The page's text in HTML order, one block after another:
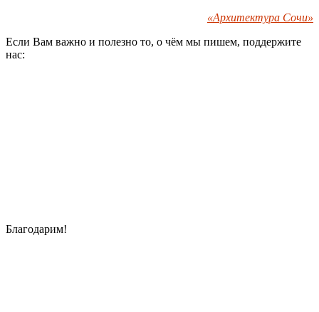
«Архитектура Сочи»
Если Вам важно и полезно то, о чём мы пишем, поддержите
нас:
Благодарим!